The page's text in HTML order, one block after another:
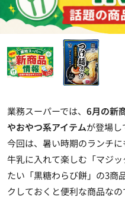
業務スーパーでは、 6月の新
やおやつ系アイテムが登場し
今回は、暑い時期のランチに
牛乳に入れて楽しむ「マジ
たい「黒糖わらび餅」の3商
クしておくと便利な商品な